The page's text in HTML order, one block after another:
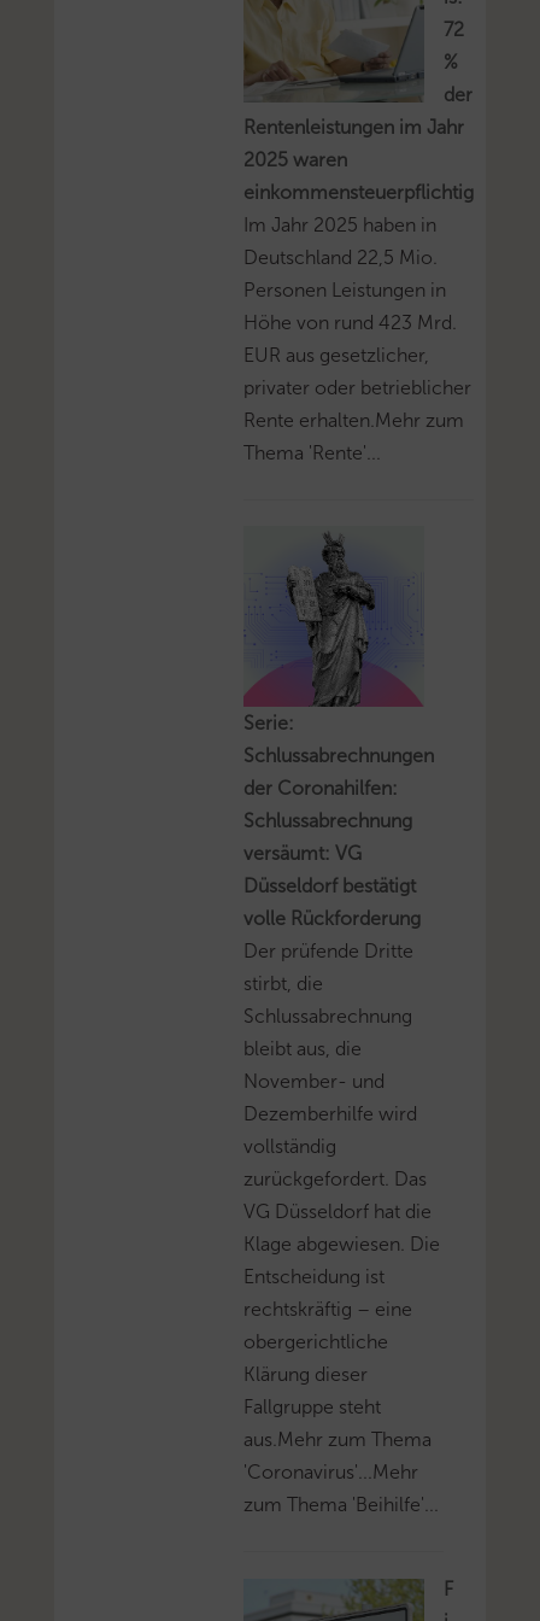
72
%
der
Rentenleistungen im Jahr
2025 waren
einkommensteuerpflichtig
Im Jahr 2025 haben in
Deutschland 22,5 Mio.
Personen Leistungen in
Höhe von rund 423 Mrd.
EUR aus gesetzlicher,
privater oder betrieblicher
Rente erhalten.Mehr zum
Thema 'Rente'...
Serie:
Schlussabrechnungen
der Coronahilfen:
Schlussabrechnung
versäumt: VG
Düsseldorf bestätigt
volle Rückforderung
Der prüfende Dritte
stirbt, die
Schlussabrechnung
bleibt aus, die
November- und
Dezemberhilfe wird
vollständig
zurückgefordert. Das
VG Düsseldorf hat die
Klage abgewiesen. Die
Entscheidung ist
rechtskräftig – eine
obergerichtliche
Klärung dieser
Fallgruppe steht
aus.Mehr zum Thema
'Coronavirus'...Mehr
zum Thema 'Beihilfe'...
F